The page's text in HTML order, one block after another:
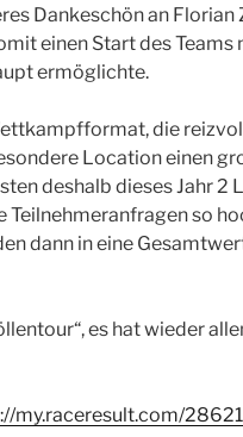
Dankeschön an Florian
einen Start des Teams
ermöglichte.
die
Location einen
deshalb dieses Jahr 2
so
dann in eine
es hat wieder
my.raceresult.com/